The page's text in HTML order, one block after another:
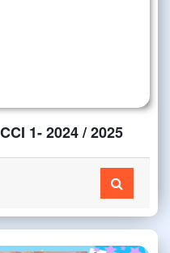
1- 2024 / 2025